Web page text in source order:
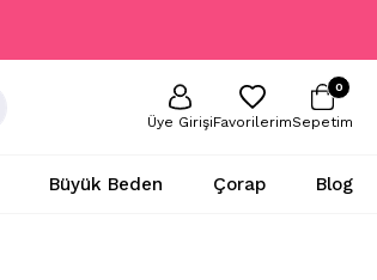
Üye GirişiFavorilerimSepetim
0
Büyük Beden Çorap Blog